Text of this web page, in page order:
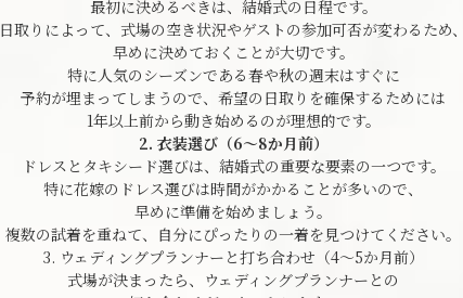
最初に決めるべきは、結婚式の日程です。
日取りによって、式場の空き状況やゲストの参加可否が変わるため、
早めに決めておくことが大切です。
特に人気のシーズンである春や秋の週末はすぐに
予約が埋まってしまうので、希望の日取りを確保するためには
1年以上前から動き始めるのが理想的です。
2. 衣装選び（6～8か月前）
ドレスとタキシード選びは、結婚式の重要な要素の一つです。
特に花嫁のドレス選びは時間がかかることが多いので、
早めに準備を始めましょう。
複数の試着を重ねて、自分にぴったりの一着を見つけてください。
3. ウェディングプランナーと打ち合わせ（4～5か月前）
式場が決まったら、ウェディングプランナーとの